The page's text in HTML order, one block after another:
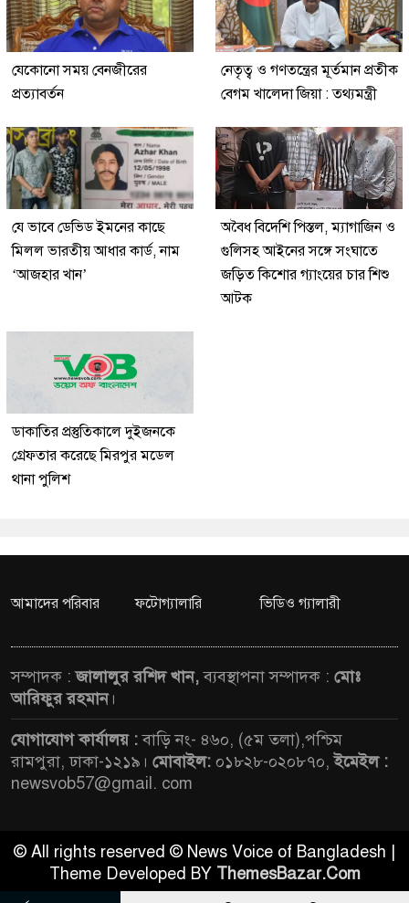
যেকোনো সময় বেনজীরের
প্রত্যাবর্তন
নেতৃত্ব ও গণতন্ত্রের মূর্তমান প্রতীক
বেগম খালেদা জিয়া : তথ্যমন্ত্রী
যে ভাবে ডেভিড ইমনের কাছে
মিলল ভারতীয় আধার কার্ড, নাম
‘আজহার খান’
অবৈধ বিদেশি পিস্তল, ম্যাগাজিন ও
গুলিসহ আইনের সঙ্গে সংঘাতে
জড়িত কিশোর গ্যাংয়ের চার শিশু
আটক
ডাকাতির প্রস্তুতিকালে দুইজনকে
গ্রেফতার করেছে মিরপুর মডেল
থানা পুলিশ
আমাদের পরিবার ফটোগ্যালারি ভিডিও গ্যালারী
সম্পাদক :জালালুর রশিদ খান,ব্যবস্থাপনা সম্পাদক : মোঃ
আরিফুর রহমান।
যোগাযোগ কার্যালয় :বাড়ি নং- ৪৬০, (৫ম তলা),পশ্চিম
রামপুরা, ঢাকা-১২১৯। মোবাইল: ০১৮২৮-০২০৮৭০,ইমেইল :
newsvob57@gmail. com
© All rights reserved © News Voice of Bangladesh |
Theme Developed BY ThemesBazar.Com